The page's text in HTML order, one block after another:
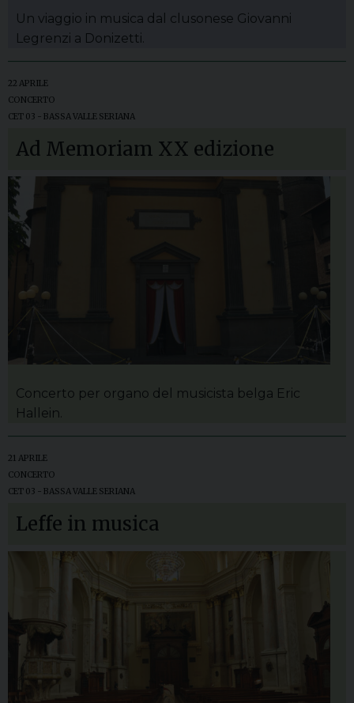
Un viaggio in musica dal clusonese Giovanni
Legrenzi a Donizetti.
22 APRILE
CONCERTO
CET 03 - BASSA VALLE SERIANA
Ad Memoriam XX edizione
Concerto per organo del musicista belga Eric
Hallein.
21 APRILE
CONCERTO
CET 03 - BASSA VALLE SERIANA
Leffe in musica